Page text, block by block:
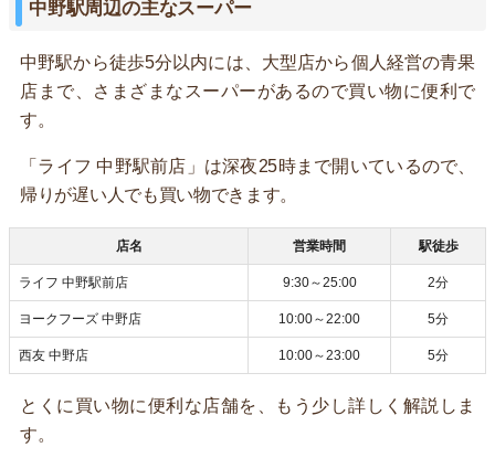
中野駅周辺の主なスーパー
中野駅から徒歩5分以内には、大型店から個人経営の青果
店まで、さまざまなスーパーがあるので買い物に便利で
す。
「ライフ 中野駅前店」は深夜25時まで開いているので、
帰りが遅い人でも買い物できます。
店名 営業時間 駅徒歩
ライフ 中野駅前店 9:30～25:00 2分
ヨークフーズ 中野店 10:00～22:00 5分
西友 中野店 10:00～23:00 5分
とくに買い物に便利な店舗を、もう少し詳しく解説しま
す。